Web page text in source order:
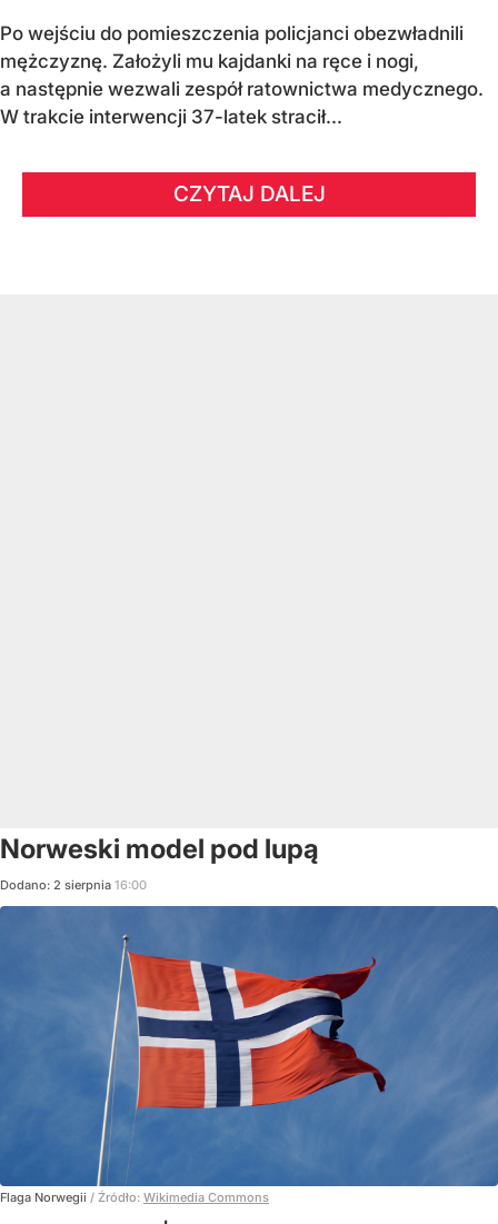
Po wejściu do pomieszczenia policjanci obezwładnili
mężczyznę. Założyli mu kajdanki na ręce i nogi,
a następnie wezwali zespół ratownictwa medycznego.
W trakcie interwencji 37-latek stracił...
CZYTAJ DALEJ
Norweski model pod lupą
Dodano: 2 sierpnia 16:00
Flaga Norwegii / Źródło: Wikimedia Commons